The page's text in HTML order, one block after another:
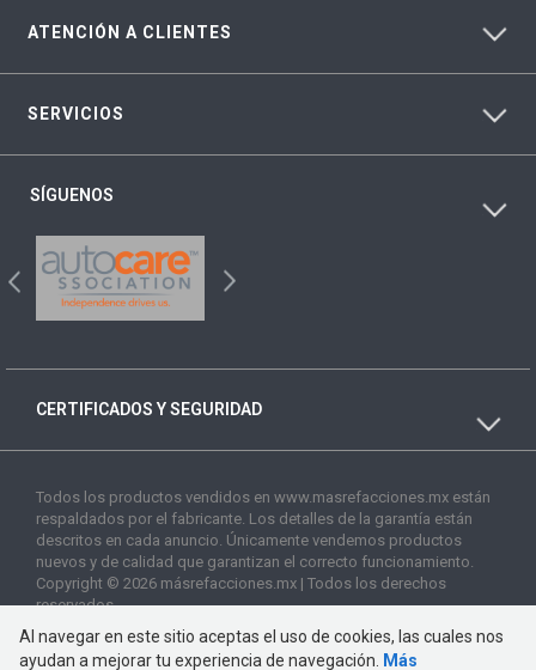
ATENCIÓN A CLIENTES
SERVICIOS
SÍGUENOS
CERTIFICADOS Y SEGURIDAD
Todos los productos vendidos en www.masrefacciones.mx están
respaldados por el fabricante. Los detalles de la garantía están
descritos en cada anuncio. Únicamente vendemos productos
nuevos y de calidad que garantizan el correcto funcionamiento.
Copyright © 2026 másrefacciones.mx | Todos los derechos
reservados
Al navegar en este sitio aceptas el uso de cookies, las cuales nos
ayudan a mejorar tu experiencia de navegación.
Más